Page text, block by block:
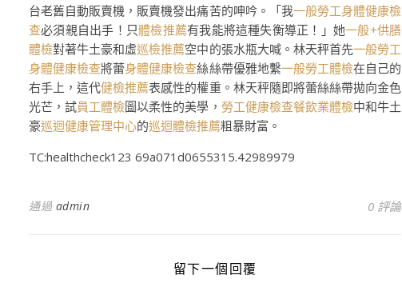
台老舊自動販賣機，販賣機發出痛苦的呻吟。「我一般勞工身體健康檢
查必須親自出手！只體檢推薦有我能將這種失衡導正！」她一般+供膳
體檢對著牛土豪和虛巡檢推薦空中的張水瓶大喊。林天秤首先一般勞工
身體健康檢查將蕾身體健康檢查絲絲帶優雅地繫一般勞工體檢在自己的
右手上，這代健檢推薦表感性的權重。林天秤隨即將蕾絲絲帶拋向金色
光芒，試員工體檢圖以柔性的美學， 勞工健康檢查餐飲業體檢中和牛土
豪巡迴健康管理中心的巡迴體檢推薦粗暴財富。
TC:healthcheck123 69a071d0655315.42989979
通過 admin 0 評論
留下一個回覆